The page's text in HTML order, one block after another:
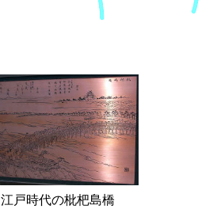
江戸時代の枇杷島橋